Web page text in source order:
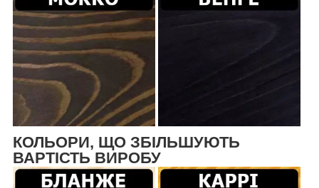
КОЛЬОРИ, ЩО ЗБІЛЬШУЮТЬ
ВАРТІСТЬ ВИРОБУ